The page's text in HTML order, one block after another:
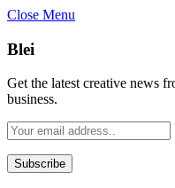
Close Menu
Blei
Get the latest creative news
business.